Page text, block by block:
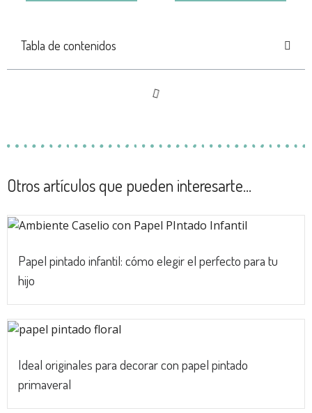
Tabla de contenidos
Otros artículos que pueden interesarte...
Papel pintado infantil: cómo elegir el perfecto para tu
hijo
Ideal originales para decorar con papel pintado
primaveral